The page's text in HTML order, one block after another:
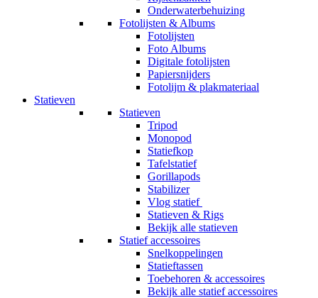
Onderwaterbehuizing
Fotolijsten & Albums
Fotolijsten
Foto Albums
Digitale fotolijsten
Papiersnijders
Fotolijm & plakmateriaal
Statieven
Statieven
Tripod
Monopod
Statiefkop
Tafelstatief
Gorillapods
Stabilizer
Vlog statief
Statieven & Rigs
Bekijk alle statieven
Statief accessoires
Snelkoppelingen
Statieftassen
Toebehoren & accessoires
Bekijk alle statief accessoires